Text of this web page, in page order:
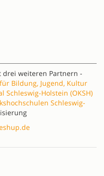
drei weiteren Partnern -
Bildung, Jugend, Kultur
Schleswig-Holstein (OKSH)
Schleswig-